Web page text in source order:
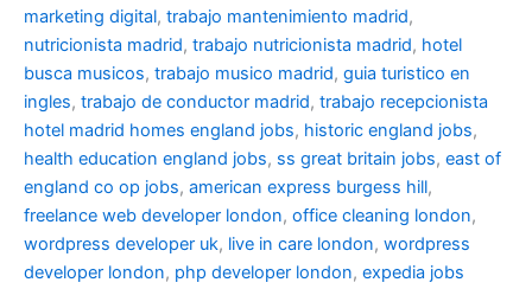
marketing digital, trabajo mantenimiento madrid,
nutricionista madrid, trabajo nutricionista madrid, hotel
busca musicos, trabajo musico madrid, guia turistico en
ingles, trabajo de conductor madrid, trabajo recepcionista
hotel madrid homes england jobs, historic england jobs,
health education england jobs, ss great britain jobs, east of
england co op jobs, american express burgess hill,
freelance web developer london, office cleaning london,
wordpress developer uk, live in care london, wordpress
developer london, php developer london, expedia jobs